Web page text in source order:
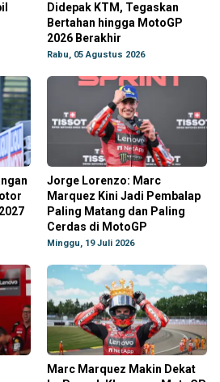
Didepak KTM, Tegaskan
Bertahan hingga MotoGP
2026 Berakhir
Rabu, 05 Agustus 2026
Jorge Lorenzo: Marc
Marquez Kini Jadi Pembalap
Paling Matang dan Paling
Cerdas di MotoGP
Minggu, 19 Juli 2026
Marc Marquez Makin Dekat